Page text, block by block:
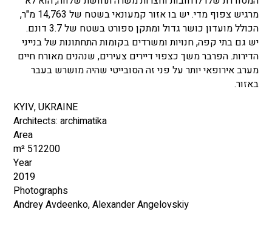
מרגיש צפוף מדי. יש בו אזור קמעונאי בשטח של 14,763 מ"ר,
הכולל מועדון כושר גדול ומתקן ספורט בשטח של 3.7 דונם.
יש גם בתי קפה, חנויות ומשרדים בקומות התחתונות של בנייני
הדירות. הפרבר משך כצפוי דיירים צעירים, שנהנים מאורח חיים
מערב אירופאי יותר על פני זה הסובייטי שהיה מושרש בעבר
באזור.
KYIV, UKRAINE
Architects: archimatika
Area
512200 m²
Year
2019
Photographs
Andrey Avdeenko, Alexander Angelovskiy